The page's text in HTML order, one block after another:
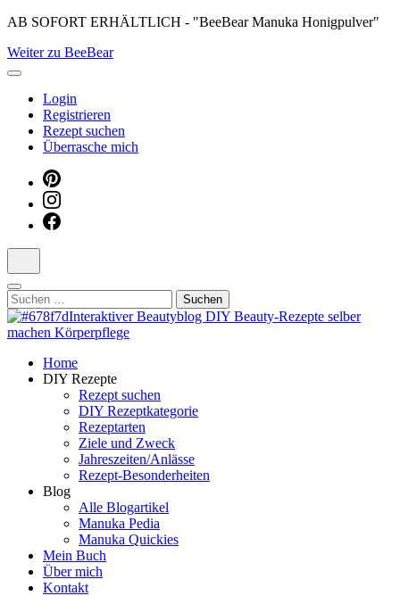
Skip
content
(Press
AB SOFORT ERHÄLTLICH - "BeeBear Manuka Honigpulver"
Weiter zu BeeBear
Login
Registrieren
Rezept suchen
Überrasche mich
Suchen
nach:
Manuka Magic – Natürlich schön:
Dein interaktiver DIY Beautyblog
Dein persönlicher interaktiver DIY Beautyblog
Home
DIY Rezepte
Rezept suchen
DIY Rezeptkategorie
Rezeptarten
Ziele und Zweck
Jahreszeiten/Anlässe
Rezept-Besonderheiten
Blog
Alle Blogartikel
Manuka Pedia
Manuka Quickies
Mein Buch
Über mich
Kontakt